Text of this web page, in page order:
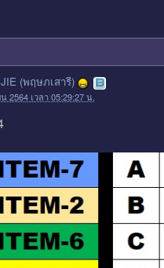
(พฤษภเสารี)
2564 เวลา 05:29:27 น.